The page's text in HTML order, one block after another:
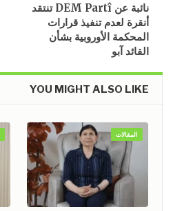
نائبة عن DEM Partî تنتقد
أنقرة لعدم تنفيذ قرارات
المحكمة الأوروبية بشأن
القائد آبو
YOU MIGHT ALSO LIKE
المقالات